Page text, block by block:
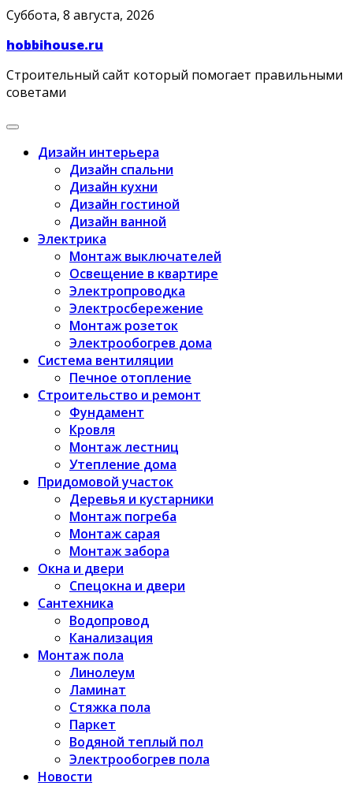
Skip
content
Суббота, 8 августа, 2026
hobbihouse.ru
Строительный сайт который помогает правильными
советами
Дизайн интерьера
Дизайн спальни
Дизайн кухни
Дизайн гостиной
Дизайн ванной
Электрика
Монтаж выключателей
Освещение в квартире
Электропроводка
Электросбережение
Монтаж розеток
Электрообогрев дома
Система вентиляции
Печное отопление
Строительство и ремонт
Фундамент
Кровля
Монтаж лестниц
Утепление дома
Придомовой участок
Деревья и кустарники
Монтаж погреба
Монтаж сарая
Монтаж забора
Окна и двери
Спецокна и двери
Сантехника
Водопровод
Канализация
Монтаж пола
Линолеум
Ламинат
Стяжка пола
Паркет
Водяной теплый пол
Электрообогрев пола
Новости